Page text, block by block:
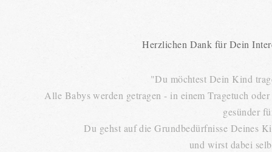
Herzlichen Dank für Dein
"Du möchtest Dein Kind
Alle Babys werden getragen - in einem Tragetuch
gesünder
Du gehst auf die Grundbedürfnisse Deines
und wirst dabei